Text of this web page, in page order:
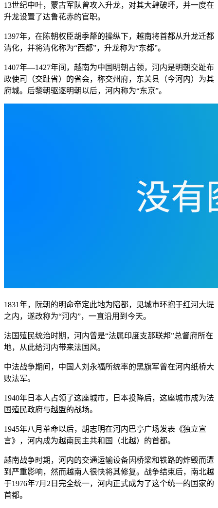
13世纪中叶，蒙古军队曾攻入升龙，对其大肆破坏，并一度在
升龙设置了达鲁花赤的官职。
1397年，在陈朝权臣胡季犛的操纵下，越南将首都从升龙迁都
清化，并将清化称为“西都”，升龙称为“东都”。
1407年—1427年间，越南为中国明朝占领，河内是明朝交趾布
政使司（交趾省）的省会，称交州府，东关县（今河内）为其
府城。后黎朝驱逐明朝以后，河内称为“东京”。
1831年，阮朝的明命帝定此地为陪都，见城市环抱于红河大堤
之内，遂改称为“河内”，一直沿用到今天。
法国殖民统治时期，河内曾是“法属印度支那联邦”总督府所在
地，从此给河内带来法国风。
中法战争期间，中国人刘永福所统率的黑旗军曾在河内纸桥大
败法军。
1940年日本人占领了这座城市，日本投降后，这座城市成为法
国殖民政府与越盟的战场。
1945年八月革命以后，胡志明在河内巴亭广场发表《独立宣
言》，河内成为越南民主共和国（北越）的首都。
越南战争时期，河内的交通运输设备因桥梁和铁路的炸毁而遭
到严重影响，然而越南人很快将其修复。战争结束后，南北越
于1976年7月2日完全统一，河内正式成为了这个统一的国家的
首都。